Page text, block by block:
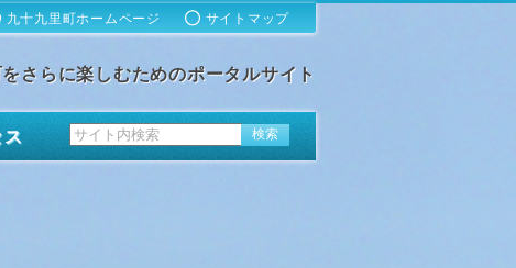
さらに楽しむためのポータルサイト
九十九里町ホームページ サイトマップ